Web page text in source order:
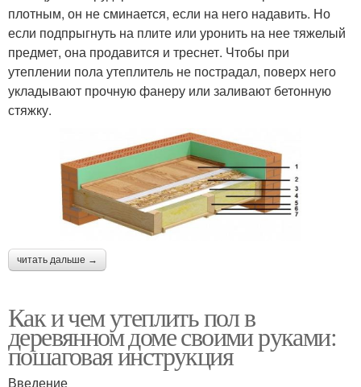
плотным, он не сминается, если на него надавить. Но
если подпрыгнуть на плите или уронить на нее тяжелый
предмет, она продавится и треснет. Чтобы при
утеплении пола утеплитель не пострадал, поверх него
укладывают прочную фанеру или заливают бетонную
стяжку.
читать дальше →
Как и чем утеплить пол в
деревянном доме своими руками:
пошаговая инструкция
Введение